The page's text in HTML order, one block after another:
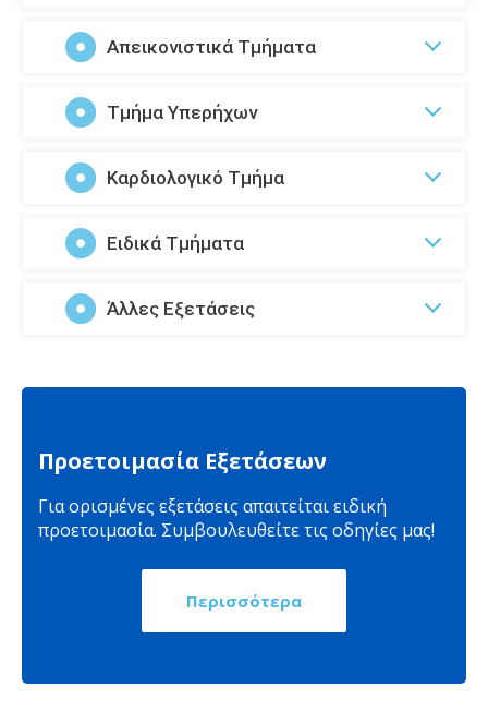
Απεικονιστικά Τμήματα
Τμήμα Υπερήχων
Καρδιολογικό Τμήμα
Ειδικά Τμήματα
Άλλες Εξετάσεις
Προετοιμασία Εξετάσεων
Για ορισμένες εξετάσεις απαιτείται ειδική
προετοιμασία. Συμβουλευθείτε τις οδηγίες μας!
Περισσότερα